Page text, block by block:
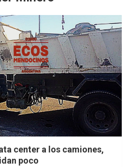
center a los camiones,
poco